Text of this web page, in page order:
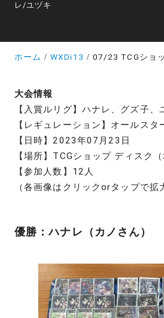
レ/ユヅキ
ホーム WXDi13 07/23 TCGショッ
大会情報
【入賞ルリグ】ハナレ、グズ子、
【レギュレーション】オールスタ
【日時】2023年07月23日
【場所】TCGショップ ディスク（
【参加人数】12人
（各画像はクリックorタップで拡
優勝：ハナレ（カノさん）